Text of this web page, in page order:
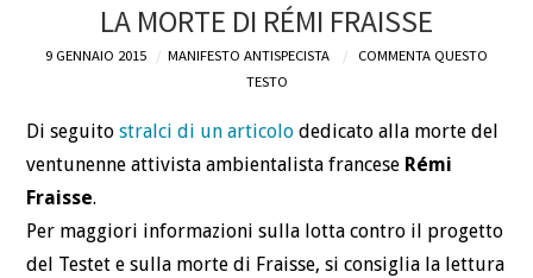
ACQUISTALO
CHI
BLOG
CONTATTI
LA MORTE DI RÉMI FRAISSE
9 GENNAIO 2015 MANIFESTO ANTISPECISTA
COMMENTA QUESTO
TESTO
Di seguitostralci di un articolo dedicato alla morte del
ventunenne attivista ambientalista francese Rémi
Fraisse.
Per maggiori informazioni sulla lotta contro il progetto
del Testet e sulla morte di Fraisse, si consiglia la lettura